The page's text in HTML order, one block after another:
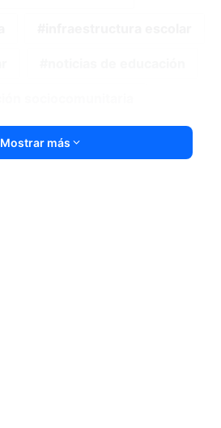
Mostrar más